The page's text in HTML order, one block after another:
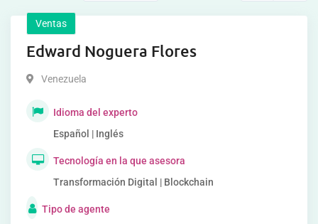
Ventas
Edward Noguera Flores
Venezuela
Idioma del experto
Español | Inglés
Tecnología en la que asesora
Transformación Digital | Blockchain
Tipo de agente